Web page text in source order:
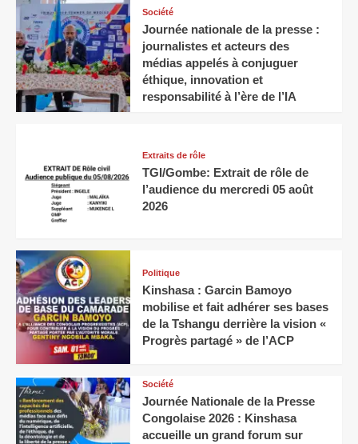
Société
Journée nationale de la presse :
journalistes et acteurs des
médias appelés à conjuguer
éthique, innovation et
responsabilité à l’ère de l’IA
Extraits de rôle
TGI/Gombe: Extrait de rôle de
l’audience du mercredi 05 août
2026
Politique
Kinshasa : Garcin Bamoyo
mobilise et fait adhérer ses bases
de la Tshangu derrière la vision «
Progrès partagé » de l’ACP
Société
Journée Nationale de la Presse
Congolaise 2026 : Kinshasa
accueille un grand forum sur